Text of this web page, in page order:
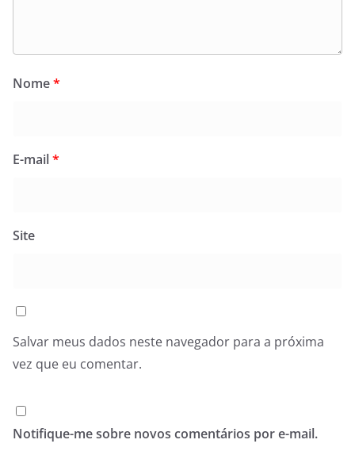
Nome*
E-mail*
Site
Salvar meus dados neste navegador para a próxima
vez que eu comentar.
Notifique-me sobre novos comentários por e-mail.